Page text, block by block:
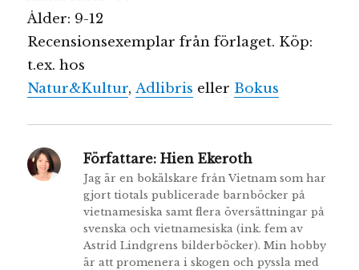
Ålder: 9-12
Recensionsexemplar från förlaget. Köp:
t.ex. hos
Natur&Kultur,Adlibris eller Bokus
Författare: Hien Ekeroth
Jag är en bokälskare från Vietnam som har
gjort tiotals publicerade barnböcker på
vietnamesiska samt flera översättningar på
svenska och vietnamesiska (ink. fem av
Astrid Lindgrens bilderböcker). Min hobby
är att promenera i skogen och pyssla med